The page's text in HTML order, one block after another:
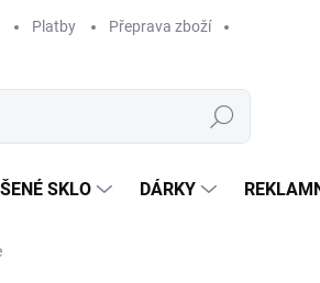
Platby Přeprava zboží
Hledat
SKLO DÁRKY